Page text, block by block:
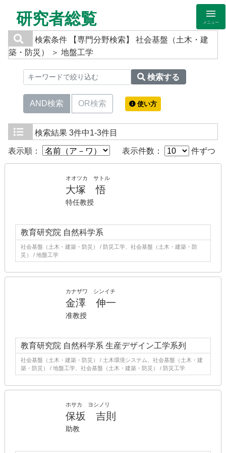
研究者総覧 メニュー
検索条件
【専門分野検索】 社会基盤（土木・建
築・防災） ＞ 地盤工学
検索する
AND検索 OR検索 使い方
検索結果 3件中1-3件目
表示順： 表示件数： 件ずつ
オオツカ サトル
大塚 悟
特任教授
教育研究院 自然科学系
社会基盤（土木・建築・防災） / 防災工学、社会基盤（土木・建築・防
災） / 地盤工学
カナザワ シンイチ
金澤 伸一
准教授
教育研究院 自然科学系 生産デザイン工学系列
社会基盤（土木・建築・防災） / 土木環境システム、社会基盤（土木・建
築・防災） / 地盤工学、社会基盤（土木・建築・防災） / 防災工学
ホサカ ヨシノリ
保坂 吉則
助教